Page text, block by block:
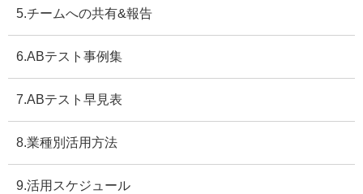
5.チームへの共有&報告
6.ABテスト事例集
7.ABテスト早見表
8.業種別活用方法
9.活用スケジュール